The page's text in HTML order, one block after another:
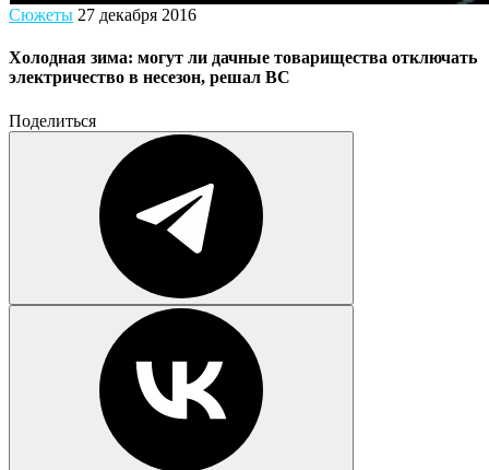
Сюжеты 27 декабря 2016
Холодная зима: могут ли дачные товарищества отключать
электричество в несезон, решал ВС
Поделиться